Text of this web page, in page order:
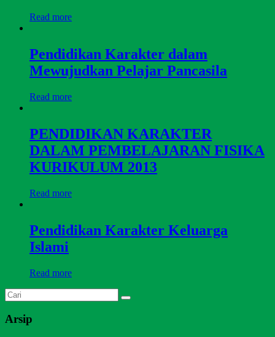
Read more
Pendidikan Karakter dalam
Mewujudkan Pelajar Pancasila
Read more
PENDIDIKAN KARAKTER
DALAM PEMBELAJARAN FISIKA
KURIKULUM 2013
Read more
Pendidikan Karakter Keluarga
Islami
Read more
Arsip